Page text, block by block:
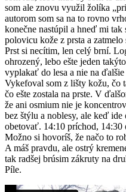
som ale znovu využil žolíka
autorom som sa na to rovno
konečne nastúpil a hneď mi tak
polovicu kože z prsta a
Prst si necítim, len celý brní.
ohrozený, lebo ešte jeden
vyplakať do lesa a nie na
Vykefoval som z lišty kožu, čo
čo ešte zostala na prste. V
že ani osmium nie je
bez štýlu a noblesy, ale keď
obetovať. 14:10 príchod, 14:30
Možno si hovoríš, že načo to
A máš pravdu, ale ostrý
tak radšej brúsim zákruty na
Píle.